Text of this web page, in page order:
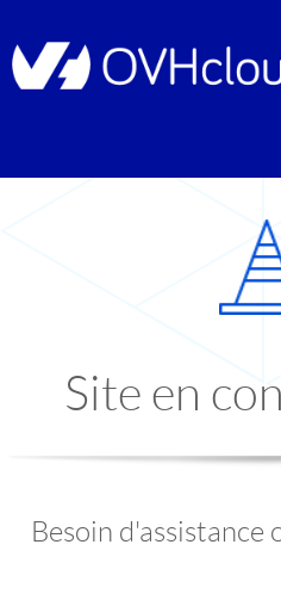
Site en
Besoin d'assistance